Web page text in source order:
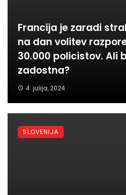
Francija je zaradi
na dan volitev
30.000 policistov. Ali
zadostna?
4. julija, 2024
SLOVENIJA